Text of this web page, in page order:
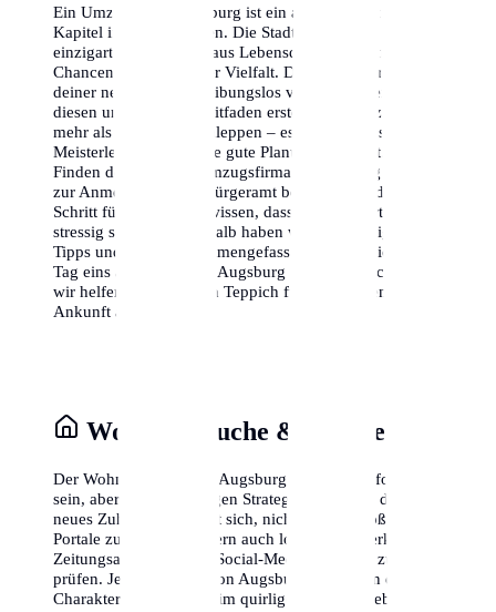
Ein Umzug nach Augsburg ist ein aufregendes neues
Kapitel in deinem Leben. Die Stadt bietet eine
einzigartige Mischung aus Lebensqualität, beruflichen
Chancen und kultureller Vielfalt. Damit der Start in
deiner neuen Heimat reibungslos verläuft, haben wir
diesen umfassenden Leitfaden erstellt. Ein Umzug ist
mehr als nur Kisten schleppen – es ist eine logistische
Meisterleistung, die eine gute Planung erfordert. Vom
Finden der richtigen Umzugsfirma in Augsburg bis hin
zur Anmeldung beim Bürgeramt begleiten wir dich
Schritt für Schritt. Wir wissen, dass ein Wohnortwechsel
stressig sein kann, deshalb haben wir die wichtigsten
Tipps und Tricks zusammengefasst, damit du dich von
Tag eins an wohlfühlst. Augsburg wartet auf dich, und
wir helfen dir, den roten Teppich für deine eigene
Ankunft auszurollen.
Wohnungssuche & Stadtteile
Der Wohnungsmarkt in Augsburg kann herausfordernd
sein, aber mit der richtigen Strategie findest du dein
neues Zuhause. Es lohnt sich, nicht nur die großen
Portale zu nutzen, sondern auch lokale Netzwerke,
Zeitungsannoncen und Social-Media-Gruppen zu
prüfen. Jeder Stadtteil von Augsburg hat seinen eigenen
Charakter. Möchtest du im quirligen Zentrum leben, wo